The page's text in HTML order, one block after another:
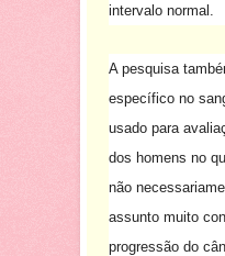
intervalo normal.
A pesquisa
específico no
usado para
dos homens no
não
assunto muito
progressão do